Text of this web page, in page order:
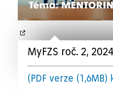
MyFZS roč. 2,
(PDF verze